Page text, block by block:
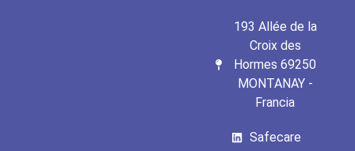
193 Allée de la
Croix des
Hormes 69250
MONTANAY -
Francia
Safecare